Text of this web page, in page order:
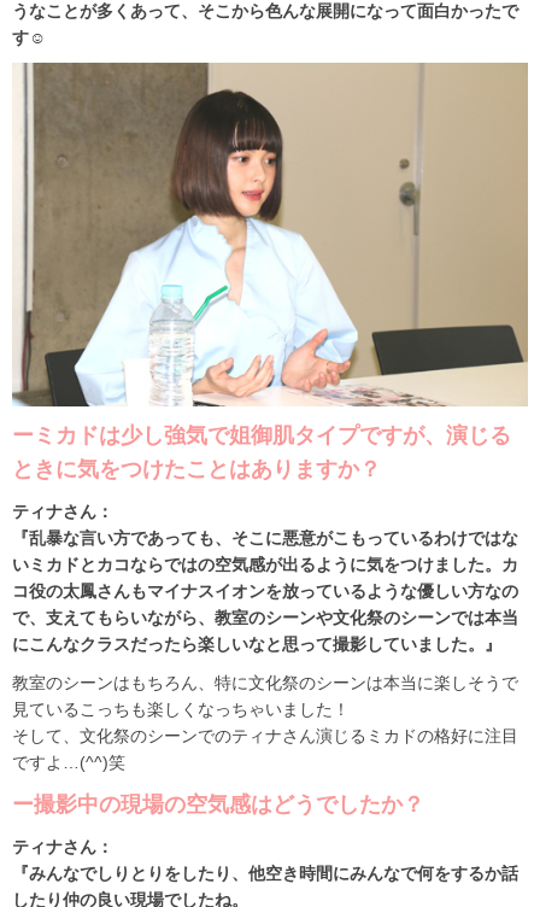
うなことが多くあって、そこから色んな展開になって面白かったで
す☺︎
ーミカドは少し強気で姐御肌タイプですが、演じる
ときに気をつけたことはありますか？
ティナさん：
『乱暴な言い方であっても、そこに悪意がこもっているわけではな
いミカドとカコならではの空気感が出るように気をつけました。カ
コ役の太鳳さんもマイナスイオンを放っているような優しい方なの
で、支えてもらいながら、教室のシーンや文化祭のシーンでは本当
にこんなクラスだったら楽しいなと思って撮影していました。』
教室のシーンはもちろん、特に文化祭のシーンは本当に楽しそうで
見ているこっちも楽しくなっちゃいました！
そして、文化祭のシーンでのティナさん演じるミカドの格好に注目
ですよ…(^^)笑
ー撮影中の現場の空気感はどうでしたか？
ティナさん：
『みんなでしりとりをしたり、他空き時間にみんなで何をするか話
したり仲の良い現場でしたね。